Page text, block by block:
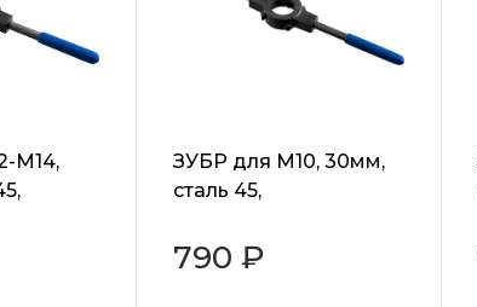
M14,
ЗУБР для M10, 30мм,
сталь 45,
стопорными винтами,
790 ₽